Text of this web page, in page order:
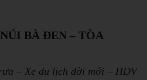
BÀ ĐEN – TÒA
– Xe du lịch đời mới – HDV